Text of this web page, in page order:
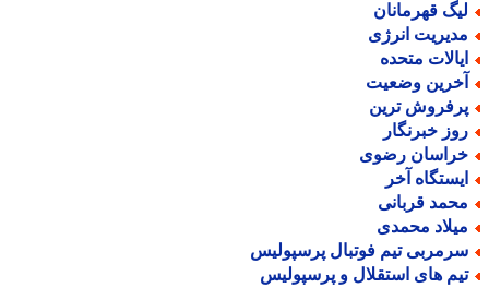
قهرمانان
انرژی
متحده
وضعیت
ترین
خبرنگار
رضوی
آخر
قربانی
محمدی
تیم فوتبال پرسپولیس
های استقلال و پرسپولیس